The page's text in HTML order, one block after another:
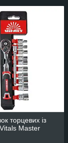
торцевих із
Master